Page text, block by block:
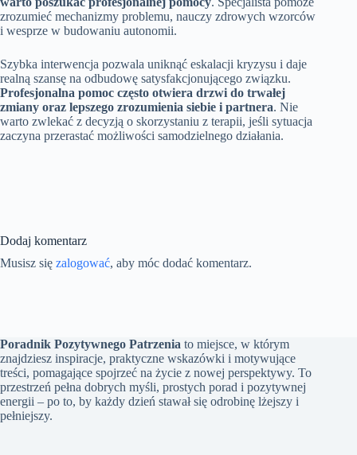
zrozumieć mechanizmy problemu, nauczy zdrowych wzorców
i wesprze w budowaniu autonomii.
Szybka interwencja pozwala uniknąć eskalacji kryzysu i daje
realną szansę na odbudowę satysfakcjonującego związku.
Profesjonalna pomoc często otwiera drzwi do trwałej
zmiany oraz lepszego zrozumienia siebie i partnera. Nie
warto zwlekać z decyzją o skorzystaniu z terapii, jeśli sytuacja
zaczyna przerastać możliwości samodzielnego działania.
Dodaj komentarz
Musisz się zalogować, aby móc dodać komentarz.
Poradnik Pozytywnego Patrzenia to miejsce, w którym
znajdziesz inspiracje, praktyczne wskazówki i motywujące
treści, pomagające spojrzeć na życie z nowej perspektywy. To
przestrzeń pełna dobrych myśli, prostych porad i pozytywnej
energii – po to, by każdy dzień stawał się odrobinę lżejszy i
pełniejszy.